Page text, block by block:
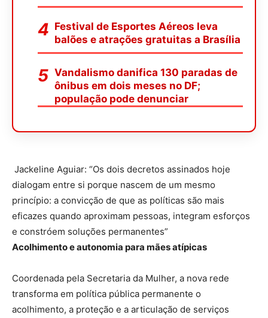
Festival de Esportes Aéreos leva
balões e atrações gratuitas a Brasília
Vandalismo danifica 130 paradas de
ônibus em dois meses no DF;
população pode denunciar
Jackeline Aguiar: “Os dois decretos assinados hoje
dialogam entre si porque nascem de um mesmo
princípio: a convicção de que as políticas são mais
eficazes quando aproximam pessoas, integram esforços
e constróem soluções permanentes”
Acolhimento e autonomia para mães atípicas
Coordenada pela Secretaria da Mulher, a nova rede
transforma em política pública permanente o
acolhimento, a proteção e a articulação de serviços